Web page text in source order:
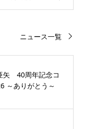
ニュース一覧
40周年記念コ
～ありがとう～